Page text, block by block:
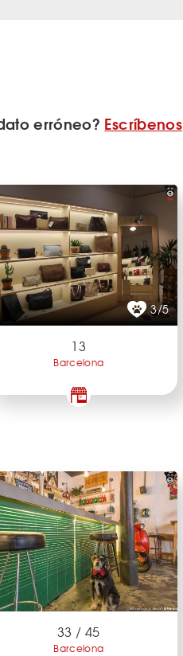
erróneo? Escríbenos
3/5
13
Barcelona
33 / 45
Barcelona